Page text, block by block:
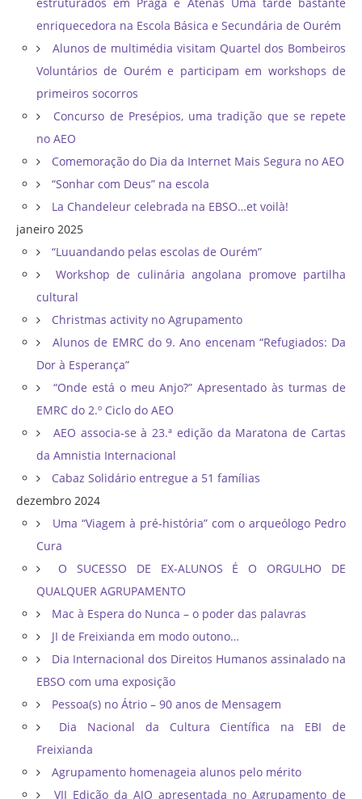
estruturados em Praga e Atenas Uma tarde bastante
enriquecedora na Escola Básica e Secundária de Ourém
Alunos de multimédia visitam Quartel dos Bombeiros
Voluntários de Ourém e participam em workshops de
primeiros socorros
Concurso de Presépios, uma tradição que se repete
no AEO
Comemoração do Dia da Internet Mais Segura no AEO
“Sonhar com Deus” na escola
La Chandeleur celebrada na EBSO…et voilà!
janeiro 2025
“Luuandando pelas escolas de Ourém”
Workshop de culinária angolana promove partilha
cultural
Christmas activity no Agrupamento
Alunos de EMRC do 9. Ano encenam “Refugiados: Da
Dor à Esperança”
“Onde está o meu Anjo?” Apresentado às turmas de
EMRC do 2.º Ciclo do AEO
AEO associa-se à 23.ª edição da Maratona de Cartas
da Amnistia Internacional
Cabaz Solidário entregue a 51 famílias
dezembro 2024
Uma “Viagem à pré-história” com o arqueólogo Pedro
Cura
O SUCESSO DE EX-ALUNOS É O ORGULHO DE
QUALQUER AGRUPAMENTO
Mac à Espera do Nunca – o poder das palavras
JI de Freixianda em modo outono…
Dia Internacional dos Direitos Humanos assinalado na
EBSO com uma exposição
Pessoa(s) no Átrio – 90 anos de Mensagem
Dia Nacional da Cultura Científica na EBI de
Freixianda
Agrupamento homenageia alunos pelo mérito
VII Edição da AJO apresentada no Agrupamento de